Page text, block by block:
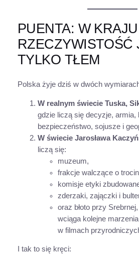
PUENTA: W
RZECZYWISTOŚĆ
TYLKO TŁEM
Polska żyje dziś w dwóch
W realnym świecie Tuska,
gdzie liczą się decyzje, armia,
bezpieczeństwo, sojusze i
W świecie Jarosława
liczą się:
muzeum,
frakcje walczące o
komisje etyki
zderzaki, zajączki i
oraz błoto przy
wciąga kolejne
w filmach
I tak to się kręci: